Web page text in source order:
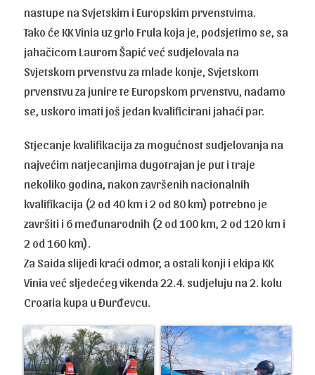
nastupe na Svjetskim i Europskim prvenstvima.
Tako će KK Vinia uz grlo Frula koja je, podsjetimo se, sa
jahačicom Laurom Šapić već sudjelovala na
Svjetskom prvenstvu za mlade konje, Svjetskom
prvenstvu za junire te Europskom prvenstvu, nadamo
se, uskoro imati još jedan kvalificirani jahaći par.
Stjecanje kvalifikacija za mogućnost sudjelovanja na
najvećim natjecanjima dugotrajan je put i traje
nekoliko godina, nakon završenih nacionalnih
kvalifikacija (2 od 40 km i 2 od 80 km) potrebno je
završiti i 6 međunarodnih (2 od 100 km, 2 od 120 km i
2 od 160 km).
Za Saida slijedi kraći odmor, a ostali konji i ekipa KK
Vinia već sljedećeg vikenda 22.4. sudjeluju na 2. kolu
Croatia kupa u Đurđevcu.